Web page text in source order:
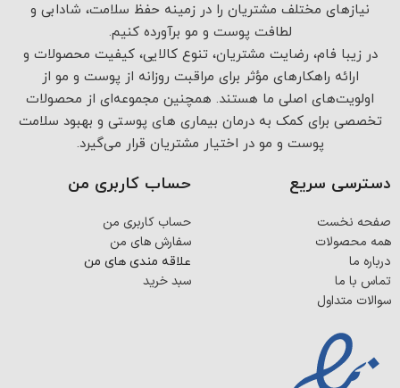
نیازهای مختلف مشتریان را در زمینه حفظ سلامت، شادابی و
لطافت پوست و مو برآورده کنیم.
در زیبا فام، رضایت مشتریان، تنوع کالایی، کیفیت محصولات و
ارائه راهکارهای مؤثر برای مراقبت روزانه از پوست و مو از
اولویت‌های اصلی ما هستند. همچنین مجموعه‌ای از محصولات
تخصصی برای کمک به درمان بیماری های پوستی و بهبود سلامت
پوست و مو در اختیار مشتریان قرار می‌گیرد.
دسترسی سریع
صفحه نخست
همه محصولات
درباره ما
تماس با ما
سوالات متداول
حساب کاربری من
حساب کاربری من
سفارش های من
علاقه مندی های من
سبد خرید